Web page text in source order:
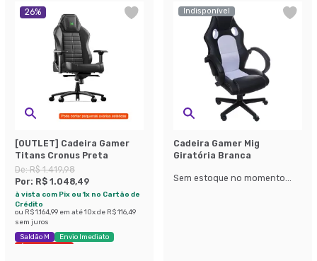
26%
[OUTLET] Cadeira Gamer
Titans Cronus Preta
De:R$ 1.419,98
Por: R$ 1.048,49
à vista com Pix ou 1x no Cartão de
Crédito
ou R$ 1.164,99 em até10x de R$ 116,49
sem juros
Saldão M
Envio Imediato
Últimas peças
Indisponível
Cadeira Gamer Mig
Giratória Branca
Sem estoque no momento...